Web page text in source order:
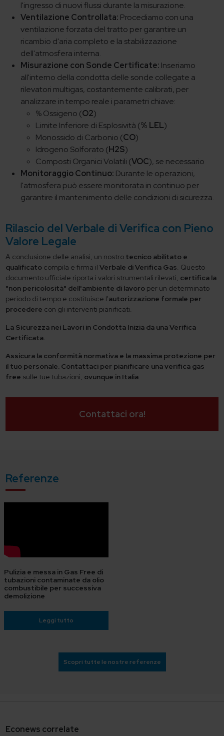
l'ingresso di nuovi flussi durante la misurazione.
Ventilazione Controllata: Procediamo con una
ventilazione forzata del tratto per garantire un
ricambio d'aria completo e la stabilizzazione
dell'atmosfera interna.
Misurazione con Sonde Certificate: Inseriamo
all'interno della condotta delle sonde collegate a
rilevatori multigas, costantemente calibrati, per
analizzare in tempo reale i parametri chiave:
% Ossigeno (O2)
Limite Inferiore di Esplosività (% LEL)
Monossido di Carbonio (CO)
Idrogeno Solforato (H2S)
Composti Organici Volatili (VOC), se necessario
Monitoraggio Continuo: Durante le operazioni,
l'atmosfera può essere monitorata in continuo per
garantire il mantenimento delle condizioni di sicurezza.
Rilascio del Verbale di Verifica con Pieno
Valore Legale
A conclusione delle analisi, un nostro tecnico abilitato e
qualificato compila e firma ilVerbale di Verifica Gas. Questo
documento ufficiale riporta i valori strumentali rilevati, certifica la
"non pericolosità" dell'ambiente di lavoro per un determinato
periodo di tempo e costituisce l'autorizzazione formale per
procedere con gli interventi pianificati.
La Sicurezza nei Lavori in Condotta Inizia da una Verifica
Certificata.
Assicura la conformità normativa e la massima protezione per
il tuo personale. Contattaci per pianificare una verifica gas
free sulle tue tubazioni, ovunque in Italia.
Contattaci ora!
Referenze
Pulizia e messa in Gas Free di
tubazioni contaminate da olio
combustibile per successiva
demolizione
Leggi tutto
Scopri tutte le nostre referenze
Econews correlate